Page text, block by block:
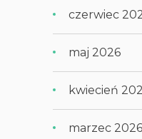
czerwiec
maj 2026
kwiecień
marzec 2026